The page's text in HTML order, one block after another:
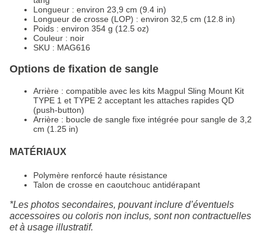
Longueur : environ 23,9 cm (9.4 in)
Longueur de crosse (LOP) : environ 32,5 cm (12.8 in)
Poids : environ 354 g (12.5 oz)
Couleur : noir
SKU : MAG616
Options de fixation de sangle
Arrière : compatible avec les kits Magpul Sling Mount Kit
TYPE 1 et TYPE 2 acceptant les attaches rapides QD
(push-button)
Arrière : boucle de sangle fixe intégrée pour sangle de 3,2
cm (1.25 in)
MATÉRIAUX
Polymère renforcé haute résistance
Talon de crosse en caoutchouc antidérapant
*Les photos secondaires, pouvant inclure d’éventuels
accessoires ou coloris non inclus, sont non contractuelles
et à usage illustratif.